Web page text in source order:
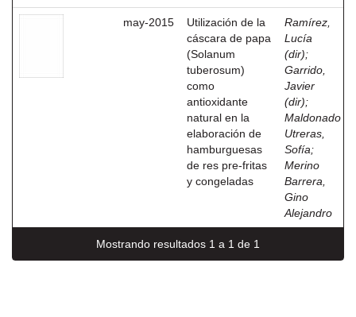
may-2015
Utilización de la
cáscara de papa
(Solanum
tuberosum)
como
antioxidante
natural en la
elaboración de
hamburguesas
de res pre-fritas
y congeladas
Ramírez,
Lucía
(dir);
Garrido,
Javier
(dir);
Maldonado
Utreras,
Sofía;
Merino
Barrera,
Gino
Alejandro
Mostrando resultados 1 a 1 de 1